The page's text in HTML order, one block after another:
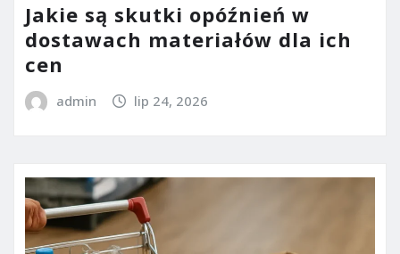
Jakie są skutki opóźnień w
dostawach materiałów dla ich
cen
admin lip 24, 2026